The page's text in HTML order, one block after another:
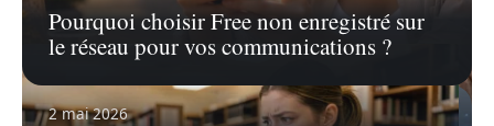
2 mai 2026
Pourquoi choisir Free non enregistré sur
le réseau pour vos communications ?